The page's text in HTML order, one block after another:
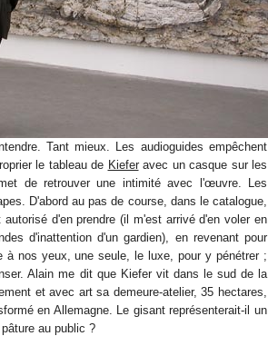
Tant mieux. Les audioguides empêchent
le tableau de Kieferavec un casque sur les
de retrouver une intimité avec l'œuvre. Les
D'abord au pas de course, dans le catalogue,
d'en prendre (il m'est arrivé d'en voler en
d'inattention d'un gardien), en revenant pour
à nos yeux, une seule, le luxe, pour y pénétrer ;
Alain me dit que Kiefer vit dans le sud de la
et avec art sa demeure-atelier, 35 hectares,
en Allemagne. Le gisant représenterait-il un
au public ?